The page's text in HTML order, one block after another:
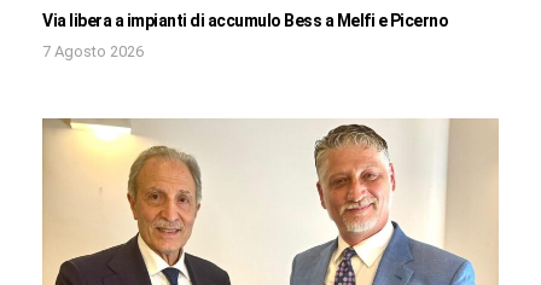
Via libera a impianti di accumulo Bess a Melfi e Picerno
7 Agosto 2026